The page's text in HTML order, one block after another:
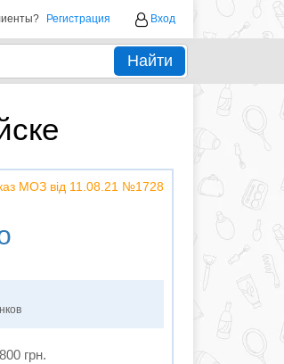
Регистрация Вход
Найти
МОЗ від 11.08.21 №1728
грн.